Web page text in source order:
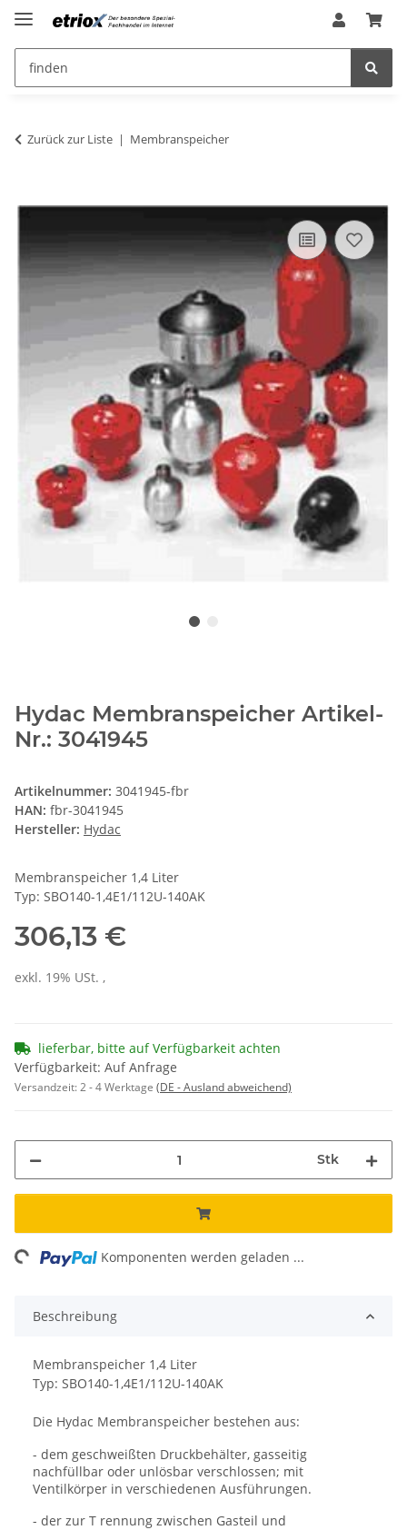
Zurück zur Liste Membranspeicher
Hydac Membranspeicher Artikel-
Nr.: 3041945
Artikelnummer: 3041945-fbr
HAN: fbr-3041945
Hersteller: Hydac
Membranspeicher 1,4 Liter
Typ: SBO140-1,4E1/112U-140AK
306,13 €
exkl. 19% USt. ,
lieferbar, bitte auf Verfügbarkeit achten
Verfügbarkeit: Auf Anfrage
Versandzeit:2 - 4 Werktage (DE - Ausland abweichend)
Stk
Komponenten werden geladen ...
Beschreibung
Membranspeicher 1,4 Liter
Typ: SBO140-1,4E1/112U-140AK
Die Hydac Membranspeicher bestehen aus:
- dem geschweißten Druckbehälter, gasseitig
nachfüllbar oder unlösbar verschlossen; mit
Ventilkörper in verschiedenen Ausführungen.
- der zur T rennung zwischen Gasteil und